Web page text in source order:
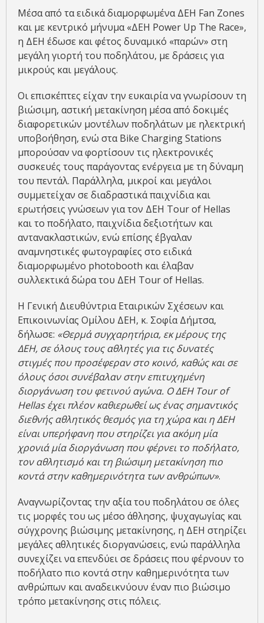
Μέσα από τα ειδικά διαμορφωμένα ΔΕΗ Fan Zones
και με κεντρικό μήνυμα «ΔΕΗ Power Up The Race»,
η ΔΕΗ έδωσε και φέτος δυναμικό «παρών» στη
μεγάλη γιορτή του ποδηλάτου, με δράσεις για
μικρούς και μεγάλους.
Οι επισκέπτες είχαν την ευκαιρία να γνωρίσουν τη
βιώσιμη, αστική μετακίνηση μέσα από δοκιμές
διαφορετικών μοντέλων ποδηλάτων με ηλεκτρική
υποβοήθηση, ενώ στα Bike Charging Stations
μπορούσαν να φορτίσουν τις ηλεκτρονικές
συσκευές τους παράγοντας ενέργεια με τη δύναμη
του πεντάλ. Παράλληλα, μικροί και μεγάλοι
συμμετείχαν σε διαδραστικά παιχνίδια και
ερωτήσεις γνώσεων για τον ΔΕΗ Tour of Hellas
και το ποδήλατο, παιχνίδια δεξιοτήτων και
αντανακλαστικών, ενώ επίσης έβγαλαν
αναμνηστικές φωτογραφίες στο ειδικά
διαμορφωμένο photobooth και έλαβαν
συλλεκτικά δώρα του ΔΕΗ Tour of Hellas.
Η Γενική Διευθύντρια Εταιρικών Σχέσεων και
Επικοινωνίας Ομίλου ΔΕΗ, κ. Σοφία Δήμτσα,
δήλωσε: «Θερμά συγχαρητήρια, εκ μέρους της
ΔΕΗ, σε όλους τους αθλητές για τις δυνατές
στιγμές που προσέφεραν στο κοινό, καθώς και σε
όλους όσοι συνέβαλαν στην επιτυχημένη
διοργάνωση του φετινού αγώνα. Ο ΔΕΗ Tour of
Hellas έχει πλέον καθιερωθεί ως ένας σημαντικός
διεθνής αθλητικός θεσμός για τη χώρα και η ΔΕΗ
είναι υπερήφανη που στηρίζει για ακόμη μία
χρονιά μία διοργάνωση που φέρνει το ποδήλατο,
τον αθλητισμό και τη βιώσιμη μετακίνηση πιο
κοντά στην καθημερινότητα των ανθρώπων».
Αναγνωρίζοντας την αξία του ποδηλάτου σε όλες
τις μορφές του ως μέσο άθλησης, ψυχαγωγίας και
σύγχρονης βιώσιμης μετακίνησης, η ΔΕΗ στηρίζει
μεγάλες αθλητικές διοργανώσεις, ενώ παράλληλα
συνεχίζει να επενδύει σε δράσεις που φέρνουν το
ποδήλατο πιο κοντά στην καθημερινότητα των
ανθρώπων και αναδεικνύουν έναν πιο βιώσιμο
τρόπο μετακίνησης στις πόλεις.